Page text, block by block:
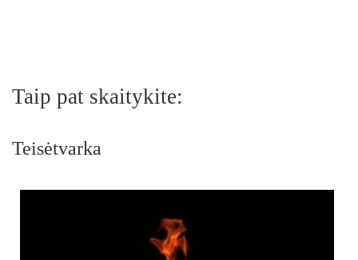
Taip pat skaitykite:
Teisėtvarka